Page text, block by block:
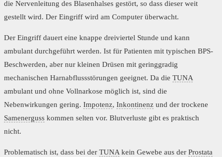
die Nervenleitung des Blasenhalses gestört, so dass dieser weit
gestellt wird. Der Eingriff wird am Computer überwacht.
Der Eingriff dauert eine knappe dreiviertel Stunde und kann
ambulant durchgeführt werden. Ist für Patienten mit typischen BPS-
Beschwerden, aber nur kleinen Drüsen mit geringgradig
mechanischen Harnabflussstörungen geeignet. Da die TUNA
ambulant und ohne Vollnarkose möglich ist, sind die
Nebenwirkungen gering. Impotenz, Inkontinenz und der trockene
Samenerguss kommen selten vor. Blutverluste gibt es praktisch
nicht.
Problematisch ist, dass bei der TUNA kein Gewebe aus der Prostata